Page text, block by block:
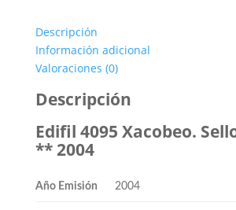
Descripción
Información adicional
Valoraciones (0)
Descripción
Edifil 4095 Xacobeo.
** 2004
Año Emisión 2004